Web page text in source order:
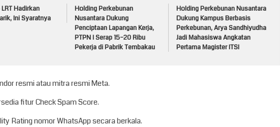
Hadirkan
Ini Syaratnya
Holding Perkebunan
Nusantara Dukung
Penciptaan Lapangan Kerja,
PTPN I Serap 15–20 Ribu
Pekerja di Pabrik Tembakau
Holding Perkebunan Nusantara
Dukung Kampus Berbasis
Perkebunan, Arya Sandhiyudha
Jadi Mahasiswa Angkatan
Pertama Magister ITSI
resmi atau mitra resmi Meta.
fitur Check Spam Score.
Rating nomor WhatsApp secara berkala.